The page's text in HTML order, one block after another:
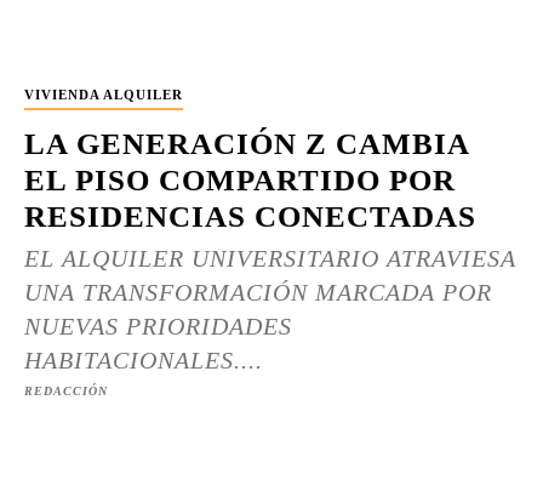
VIVIENDA ALQUILER
LA GENERACIÓN Z CAMBIA
EL PISO COMPARTIDO POR
RESIDENCIAS CONECTADAS
EL ALQUILER UNIVERSITARIO ATRAVIESA
UNA TRANSFORMACIÓN MARCADA POR
NUEVAS PRIORIDADES
HABITACIONALES....
REDACCIÓN